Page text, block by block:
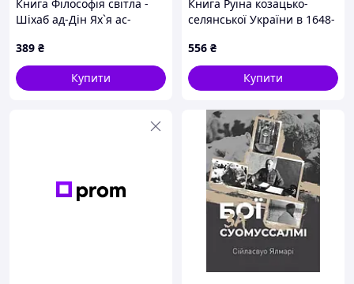
Книга Філософія світла -
Шіхаб ад-Дін Ях`я ас-
389 ₴
Купити
Книга Руїна козацько-
селянської України в 1648-
Зеркаль 2019 р. DE
556 ₴
Купити